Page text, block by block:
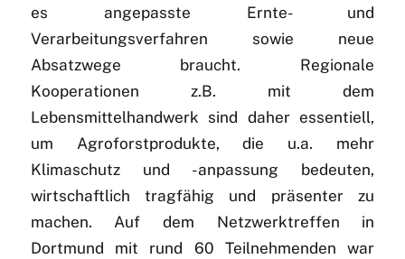
es angepasste Ernte- und
Verarbeitungsverfahren sowie neue
Absatzwege braucht. Regionale
Kooperationen z.B. mit dem
Lebensmittelhandwerk sind daher essentiell,
um Agroforstprodukte, die u.a. mehr
Klimaschutz und -anpassung bedeuten,
wirtschaftlich tragfähig und präsenter zu
machen. Auf dem Netzwerktreffen in
Dortmund mit rund 60 Teilnehmenden war